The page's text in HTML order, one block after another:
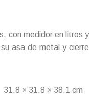
con medidor en litros y
asa de metal y cierre
31.8 × 31.8 × 38.1 cm